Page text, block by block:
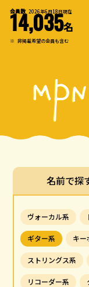
会員数 2026年6月18日現在
14,035名
※ 非掲載希望の会員も含む
名前で探
ヴォーカル系
ギター系 キー
ストリングス系
リコーダー系